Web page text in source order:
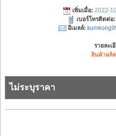
เพิ่มเมื่อ: 2022-
เบอร์โทรติดต่อ:
อีเมลล์:
รายละเ
สินค้าผลิ
ไม่ระบุราคา